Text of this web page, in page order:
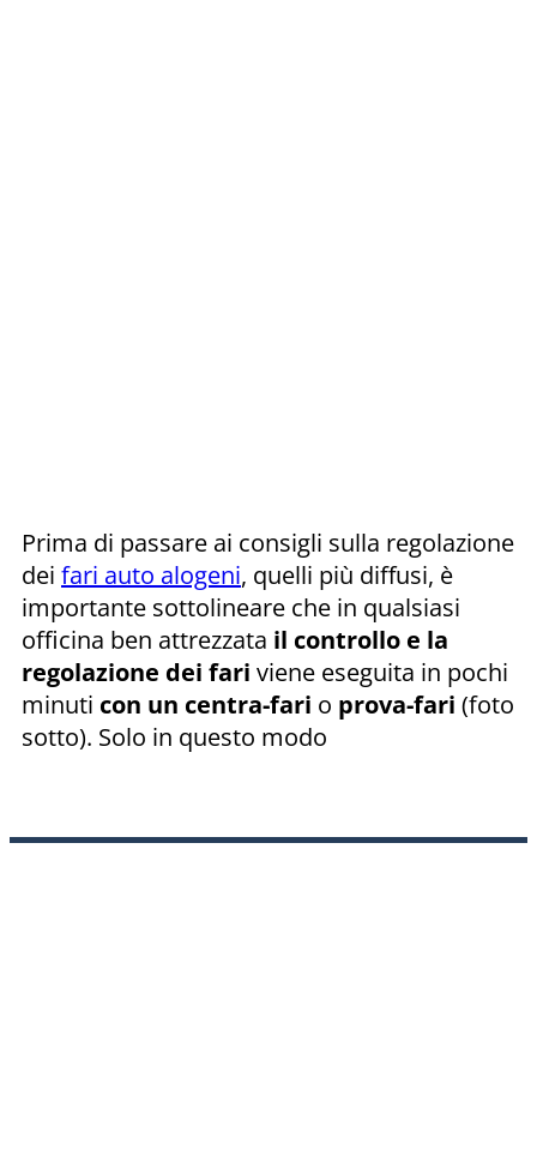
Prima di passare ai consigli sulla regolazione
dei fari auto alogeni, quelli più diffusi, è
importante sottolineare che in qualsiasi
officina ben attrezzata il controllo e la
regolazione dei fari viene eseguita in pochi
minuti con un centra-fari o prova-fari (foto
sotto). Solo in questo modo